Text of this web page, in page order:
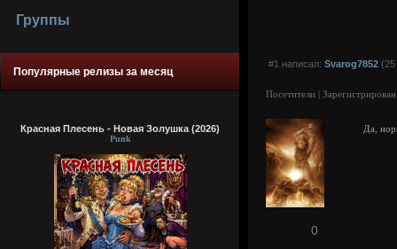
Группы
Популярные релизы за месяц
Красная Плесень - Новая Золушка (2026)
Punk
#1 написал: Svarog7852
Посетители |
Да,
0